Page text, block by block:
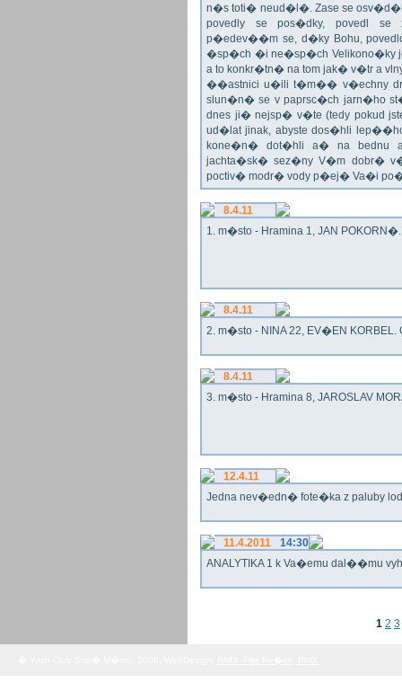
n�s toti� neud�l�. Zase se
povedly se pos�dky, povedl
p�edev��m se, d�ky Bohu,
�sp�ch �i ne�sp�ch Velikono�ky
a to konkr�tn� na tom jak� v�tr a
��astnici u�ili t�m�� v�echny
slun�n� se v paprsc�ch jarn�ho
dnes ji� nejsp� v�te (tedy pokud
ud�lat jinak, abyste dos�hli
kone�n� dot�hli a� na bednu
jachta�sk� sez�ny V�m dobr�
poctiv� modr� vody p�ej� Va�i
8.4.11
1. m�sto - Hramina 1, JAN
8.4.11
2. m�sto - NINA 22, EV�EN KORBEL.
8.4.11
3. m�sto - Hramina 8, JAROSLAV
12.4.11
Jedna nev�edn� fote�ka z paluby
11.4.2011
14:30
ANALYTIKA 1 k Va�emu dal��mu
1 2 3